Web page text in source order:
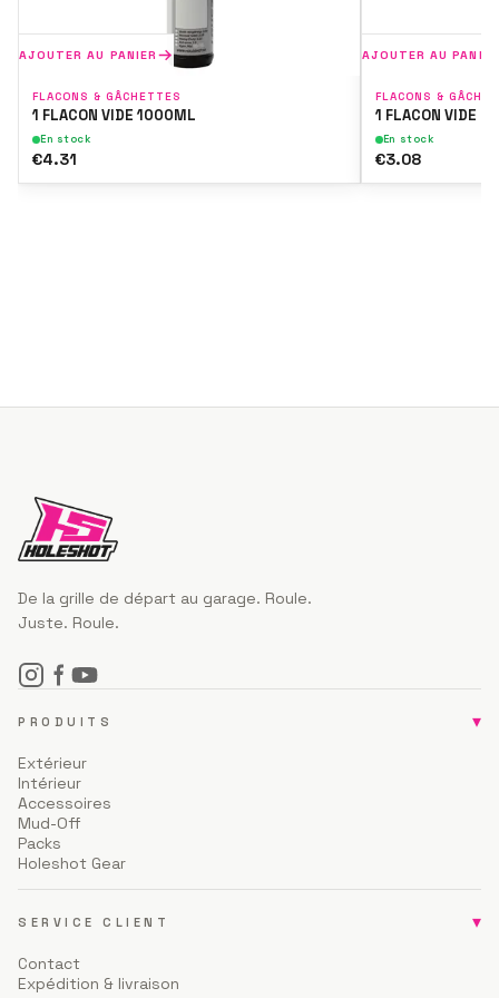
AJOUTER AU PANIER
FLACONS & GÂCHETTES
1 FLACON VIDE 1000ML
En stock
€4.31
AJOUTER AU PANIER
FLACONS &
1 FLACON VIDE
En stock
€3.08
De la grille de départ au garage. Roule.
Juste. Roule.
PRODUITS ▾
Extérieur
Intérieur
Accessoires
Mud-Off
Packs
Holeshot Gear
SERVICE CLIENT ▾
Contact
Expédition & livraison